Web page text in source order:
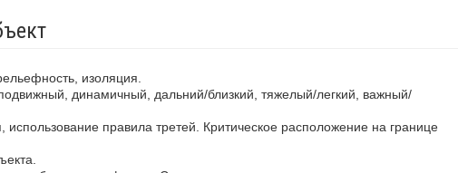
изоляция.
динамичный, дальний/близкий, тяжелый/легкий, важный/
использование правила третей. Критическое расположение на границе